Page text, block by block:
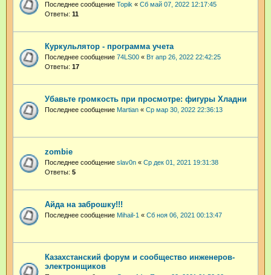
Последнее сообщение Topik « Сб май 07, 2022 12:17:45
Ответы: 11
Куркульлятор - программа учета
Последнее сообщение 74LS00 « Вт апр 26, 2022 22:42:25
Ответы: 17
Убавьте громкость при просмотре: фигуры Хладни
Последнее сообщение Martian « Ср мар 30, 2022 22:36:13
zombie
Последнее сообщение slav0n « Ср дек 01, 2021 19:31:38
Ответы: 5
Айда на заброшку!!!
Последнее сообщение Mihail-1 « Сб ноя 06, 2021 00:13:47
Казахстанский форум и сообщество инженеров-
электронщиков